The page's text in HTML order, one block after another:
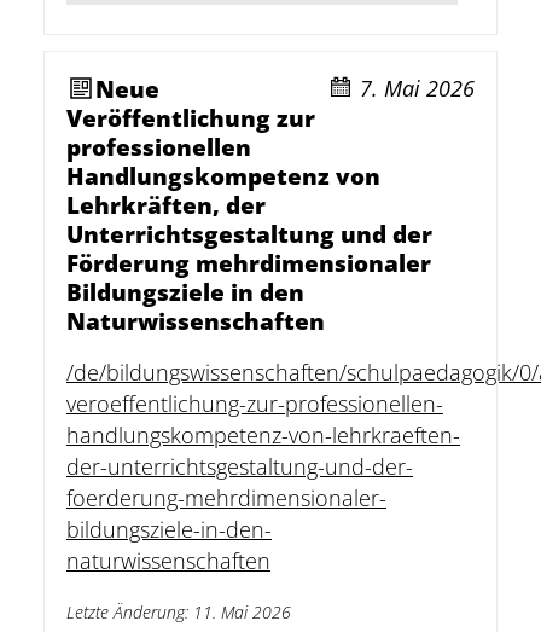
7. Mai 2026
Neue
Veröffentlichung zur
professionellen
Handlungskompetenz von
Lehrkräften, der
Unterrichtsgestaltung und der
Förderung mehrdimensionaler
Bildungsziele in den
Naturwissenschaften
/de/bildungswissenschaften/schulpaedagogik/
veroeffentlichung-zur-professionellen-
handlungskompetenz-von-lehrkraeften-
der-unterrichtsgestaltung-und-der-
foerderung-mehrdimensionaler-
bildungsziele-in-den-
naturwissenschaften
Letzte Änderung: 11. Mai 2026